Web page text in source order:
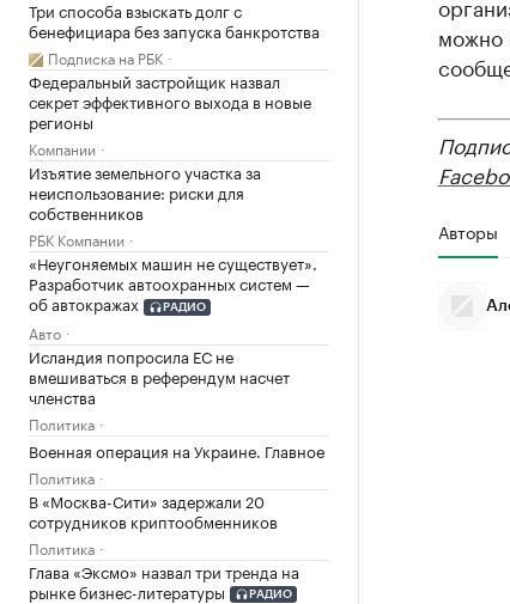
Три способа взыскать долг с
бенефициара без запуска банкротства
Подписка на РБК
Федеральный застройщик назвал
секрет эффективного выхода в новые
регионы
Компании
Изъятие земельного участка за
неиспользование: риски для
собственников
РБК Компании
«Неугоняемых машин не существует».
Разработчик автоохранных систем —
об автокражах
РАДИО
Авто
Исландия попросила ЕС не
вмешиваться в референдум насчет
членства
Политика
Военная операция на Украине. Главное
Политика
В «Москва-Сити» задержали 20
сотрудников криптообменников
Политика
Глава «Эксмо» назвал три тренда на
рынке бизнес-литературы
РАДИО
можно
Авторы